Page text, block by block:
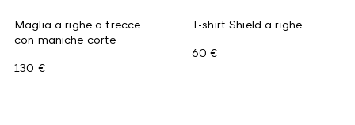
Maglia a righe a trecce
con maniche corte
130 €
T-shirt Shield a righe
60 €